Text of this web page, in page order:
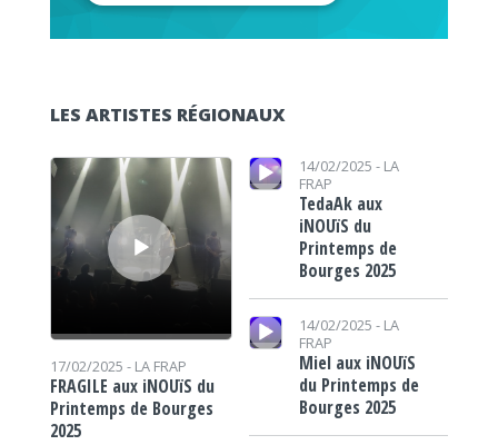
LES ARTISTES RÉGIONAUX
Lecteur audio
17/02/2025 - LA FRAP
FRAGILE aux iNOUïS du
Printemps de Bourges
2025
Lecteur audio 14/02/2025 - LA
FRAP
TedaAk aux
iNOUïS du
Printemps de
Bourges 2025
Lecteur audio
14/02/2025 - LA
FRAP
Miel aux iNOUïS
du Printemps de
Bourges 2025